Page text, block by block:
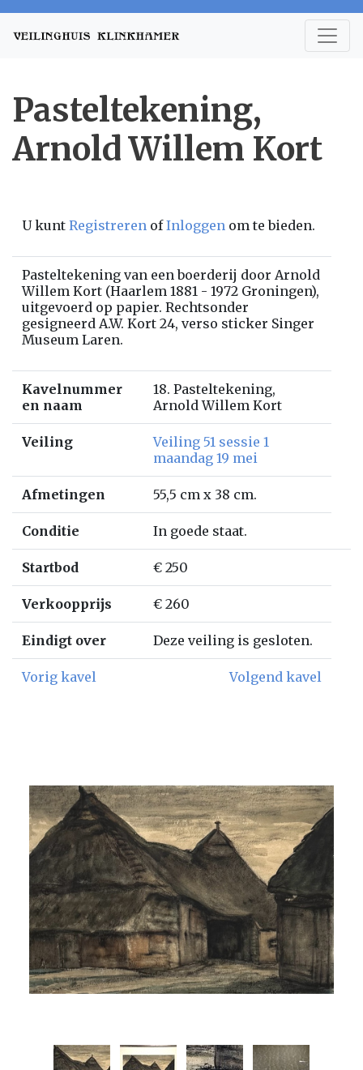
Pasteltekening,
Arnold Willem Kort
U kunt Registreren ofInloggen om te bieden.
Pasteltekening van een boerderij door Arnold
Willem Kort (Haarlem 1881 - 1972 Groningen),
uitgevoerd op papier. Rechtsonder
gesigneerd A.W. Kort 24, verso sticker Singer
Museum Laren.
Kavelnummer
en naam
18. Pasteltekening,
Arnold Willem Kort
Veiling
Veiling 51 sessie 1
maandag 19 mei
Afmetingen 55,5 cm x 38 cm.
Conditie In goede staat.
Startbod € 250
Verkoopprijs € 260
Eindigt over Deze veiling is gesloten.
Vorig kavel Volgend kavel